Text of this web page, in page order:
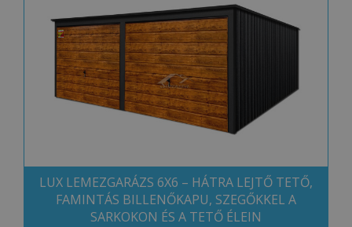
LUX LEMEZGARÁZS 6X6 – HÁTRA LEJTŐ TETŐ,
FAMINTÁS BILLENŐKAPU, SZEGŐKKEL A
SARKOKON ÉS A TETŐ ÉLEIN